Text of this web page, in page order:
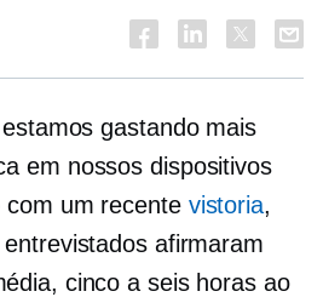
gastando mais
em nossos dispositivos
com um recente vistoria,
afirmaram
cinco a seis horas ao